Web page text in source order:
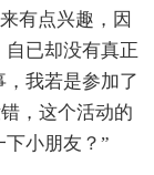
有点兴趣，因
已却没有真正
我若是参加了
，这个活动的
小朋友？”